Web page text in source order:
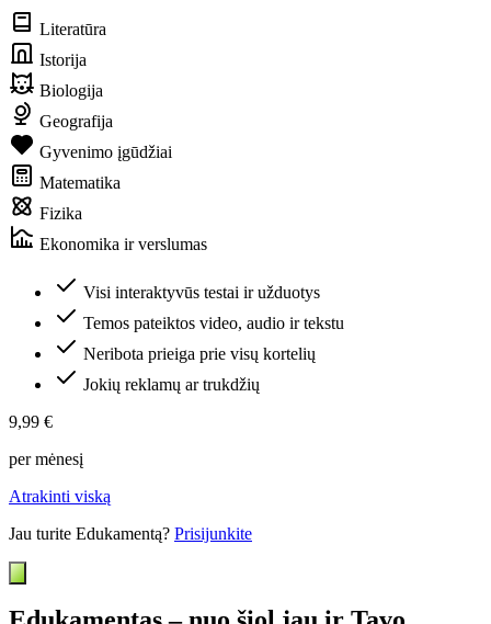
Literatūra
Istorija
Biologija
Geografija
Gyvenimo įgūdžiai
Matematika
Fizika
Ekonomika ir verslumas
Visi interaktyvūs testai ir užduotys
Temos pateiktos video, audio ir tekstu
Neribota prieiga prie visų kortelių
Jokių reklamų ar trukdžių
9,99 €
per mėnesį
Atrakinti viską
Jau turite Edukamentą? Prisijunkite